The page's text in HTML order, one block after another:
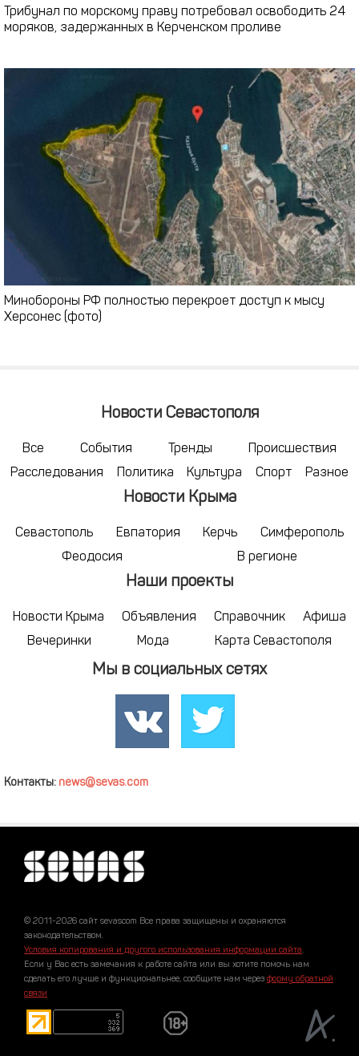
Трибунал по морскому праву потребовал освободить 24
моряков, задержанных в Керченском проливе
Минобороны РФ полностью перекроет доступ к мысу
Херсонес (фото)
Новости Севастополя
Все События Тренды
Происшествия
Расследования
Политика Культура Спорт Разное
Новости Крыма
Севастополь Евпатория Керчь
Симферополь
Феодосия
В регионе
Наши проекты
Новости Крыма Объявления Справочник
Афиша
Вечеринки
Мода Карта Севастополя
Мы в социальных сетях
Контакты: news@sevas.com
© 2011-2026 сайт sevascom Все права защищены и охраняются
законодательством.
Условия копирования и другого использования информации сайта.
Если у Вас есть замечания к работе сайта или вы хотите помочь нам
сделать его лучше и функциональнее, сообщите нам через форму обратной
связи